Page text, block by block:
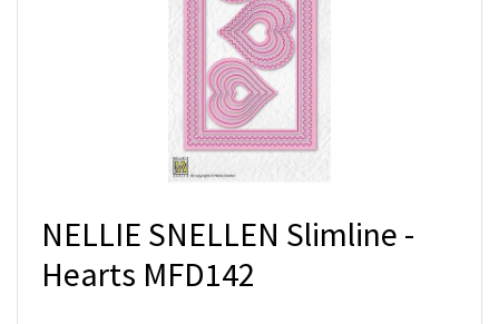
NELLIE SNELLEN Slimline -
Hearts MFD142